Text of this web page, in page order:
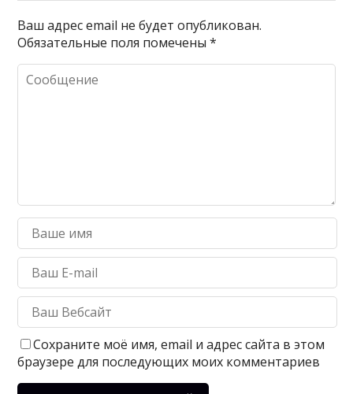
Ваш адрес email не будет опубликован.
Обязательные поля помечены*
Сохраните моё имя, email и адрес сайта в этом
браузере для последующих моих комментариев